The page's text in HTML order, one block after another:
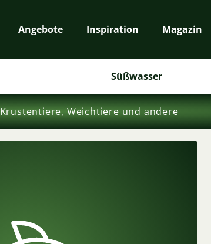
Angebote Inspiration Magazin
Süßwasser
Krustentiere, Weichtiere und andere